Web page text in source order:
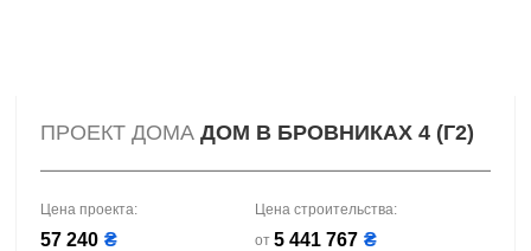
ПРОЕКТ ДОМА ДОМ В БРОВНИКАХ 4 (Г2)
Цена проекта:
57 240 ₴
Цена строительства:
от 5 441 767 ₴